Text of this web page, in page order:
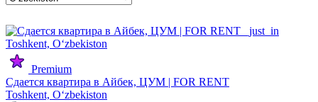
Premium
Сдается квартира в Айбек, ЦУМ | FOR RENT
Toshkent, Oʻzbekiston